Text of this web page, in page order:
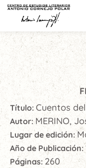
Título: Cuentos
Autor: MERINO,
Lugar de edición:
Año de Publicación:
Páginas: 260